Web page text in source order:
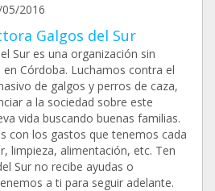
2016
Galgos del Sur
Sur es una organización sin
Córdoba. Luchamos contra el
de galgos y perros de caza,
a la sociedad sobre este
vida buscando buenas familias.
con los gastos que tenemos cada
limpieza, alimentación, etc. Ten
Sur no recibe ayudas o
a ti para seguir adelante.